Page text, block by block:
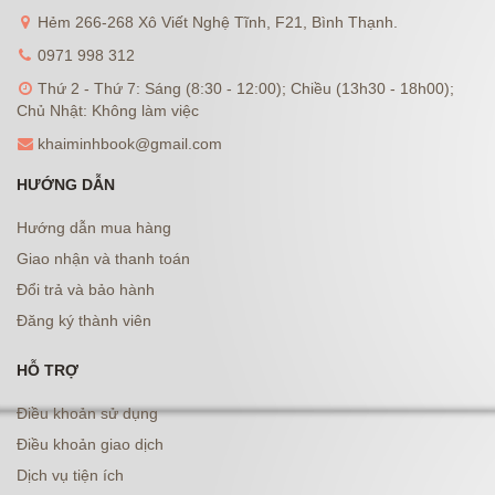
Hẻm 266-268 Xô Viết Nghệ Tĩnh, F21, Bình Thạnh.
0971 998 312
Thứ 2 - Thứ 7: Sáng (8:30 - 12:00); Chiều (13h30 - 18h00);
Chủ Nhật: Không làm việc
khaiminhbook@gmail.com
HƯỚNG DẪN
Hướng dẫn mua hàng
Giao nhận và thanh toán
Đổi trả và bảo hành
Đăng ký thành viên
HỖ TRỢ
Điều khoản sử dụng
Điều khoản giao dịch
Dịch vụ tiện ích